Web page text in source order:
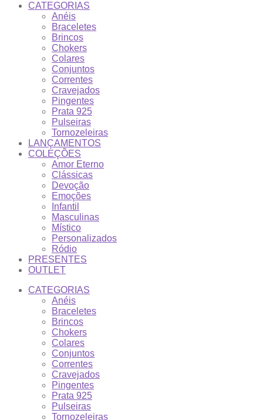
CATEGORIAS
Anéis
Braceletes
Brincos
Chokers
Colares
Conjuntos
Correntes
Cravejados
Pingentes
Prata 925
Pulseiras
Tornozeleiras
LANÇAMENTOS
COLEÇÕES
Amor Eterno
Clássicas
Devoção
Emoções
Infantil
Masculinas
Místico
Personalizados
Ródio
PRESENTES
OUTLET
CATEGORIAS
Anéis
Braceletes
Brincos
Chokers
Colares
Conjuntos
Correntes
Cravejados
Pingentes
Prata 925
Pulseiras
Tornozeleiras